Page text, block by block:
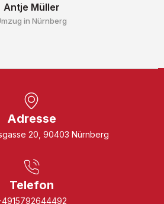
Antje Müller
in Nürnberg
Adresse
20, 90403 Nürnberg
Telefon